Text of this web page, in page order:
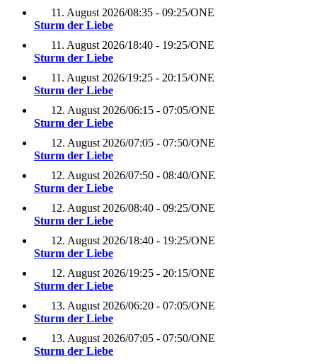
11. August 2026/08:35 - 09:25/ONE
Sturm der Liebe
11. August 2026/18:40 - 19:25/ONE
Sturm der Liebe
11. August 2026/19:25 - 20:15/ONE
Sturm der Liebe
12. August 2026/06:15 - 07:05/ONE
Sturm der Liebe
12. August 2026/07:05 - 07:50/ONE
Sturm der Liebe
12. August 2026/07:50 - 08:40/ONE
Sturm der Liebe
12. August 2026/08:40 - 09:25/ONE
Sturm der Liebe
12. August 2026/18:40 - 19:25/ONE
Sturm der Liebe
12. August 2026/19:25 - 20:15/ONE
Sturm der Liebe
13. August 2026/06:20 - 07:05/ONE
Sturm der Liebe
13. August 2026/07:05 - 07:50/ONE
Sturm der Liebe